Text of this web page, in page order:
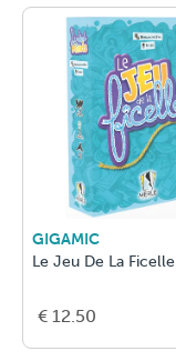
GIGAMIC
Le Jeu De La Ficelle
€ 12.50